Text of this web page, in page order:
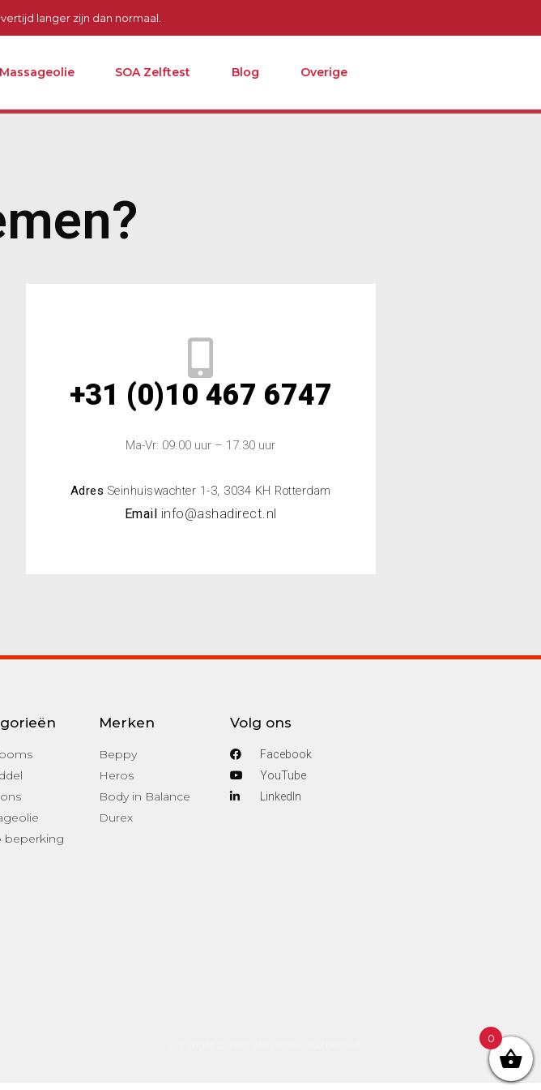
langer zijn dan normaal.
Massageolie SOA Zelftest Blog Overige
+31 (0)10 467 6747
Ma-Vr: 09.00 uur – 17.30 uur
Adres Seinhuiswachter 1-3, 3034 KH Rotterdam
Email info@ashadirect.nl
beperking
Merken
Beppy
Heros
Body in Balance
Durex
Volg ons
Facebook
YouTube
Linkedln
0